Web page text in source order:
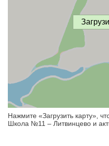
Нажмите «Загрузить карту»,
Школа №11 – Литвинцево и